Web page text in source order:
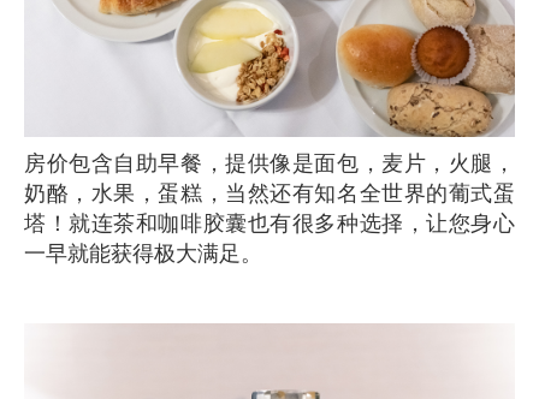
房价包含自助早餐，提供像是面包，麦片，火腿，
奶酪，水果，蛋糕，当然还有知名全世界的葡式蛋
塔！就连茶和咖啡胶囊也有很多种选择，让您身心
一早就能获得极大满足。